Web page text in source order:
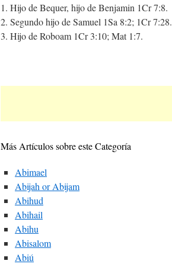
1. Hijo de Bequer, hijo de Benjamin 1Cr 7:8.
2. Segundo hijo de Samuel 1Sa 8:2; 1Cr 7:28.
3. Hijo de Roboam 1Cr 3:10; Mat 1:7.
Más Artículos sobre este Categoría
Abimael
Abijah or Abijam
Abihud
Abihail
Abihu
Abisalom
Abiú